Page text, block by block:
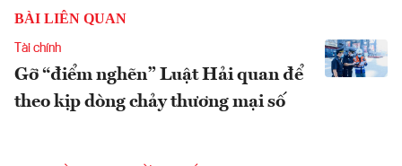
BÀI LIÊN QUAN
Tài chính
Gỡ “điểm nghẽn” Luật Hải quan để
theo kịp dòng chảy thương mại số